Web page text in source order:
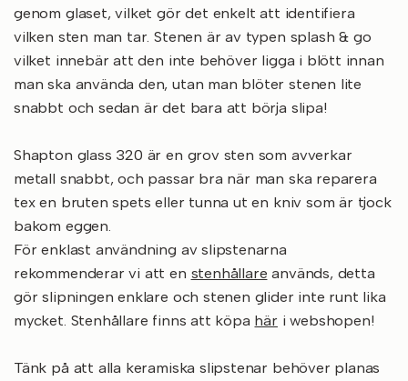
genom glaset, vilket gör det enkelt att identifiera
vilken sten man tar.Stenen är av typen splash & go
vilket innebär att den inte behöver ligga i blött innan
man ska använda den, utan man blöter stenen lite
snabbt och sedan är det bara att börja slipa!
Shapton glass 320 är en grov sten som avverkar
metall snabbt, och passar bra när man ska reparera
tex en bruten spets eller tunna ut en kniv som är tjock
bakom eggen.
För enklast användning av slipstenarna
rekommenderar vi att en stenhållare används, detta
gör slipningen enklare och stenen glider inte runt lika
mycket. Stenhållare finns att köpa här i webshopen!
Tänk på att alla keramiska slipstenar behöver planas